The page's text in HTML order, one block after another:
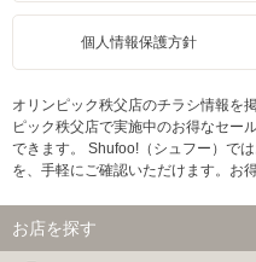
個人情報保護方針
オリンピック秩父店のチラシ情報を
ピック秩父店で実施中のお得なセー
できます。 Shufoo!（シュフー）で
を、手軽にご確認いただけます。お
お店を探す